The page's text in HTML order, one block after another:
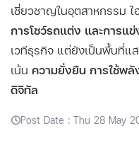
เชี่ยวชาญในอุตสาหกรรม
การโชว์รถแต่ง และการแ
เวทีธุรกิจ แต่ยังเป็นพื้นที่แ
เน้น ความยั่งยืน การใช้พลั
ดิจิทัล
Post Date : Thu 28 May